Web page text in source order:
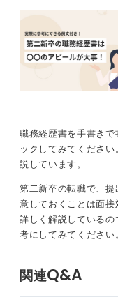
すが、最近では素
このことから、大
び、次にどう活か
することだと言え
実際に職務経歴書
「何を得たか」を
たとえば、「最初
ら先輩に質問した
「短いから書かな
のがある」と前向
職務経歴書を手書き
ックしてみてくださ
説しています。
第二新卒の転職で、
意しておくことは面
詳しく解説している
考にしてみてください
関連Q&A